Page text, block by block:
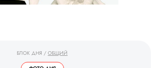
БЛОК ДНЯ / ОБЩИЙ